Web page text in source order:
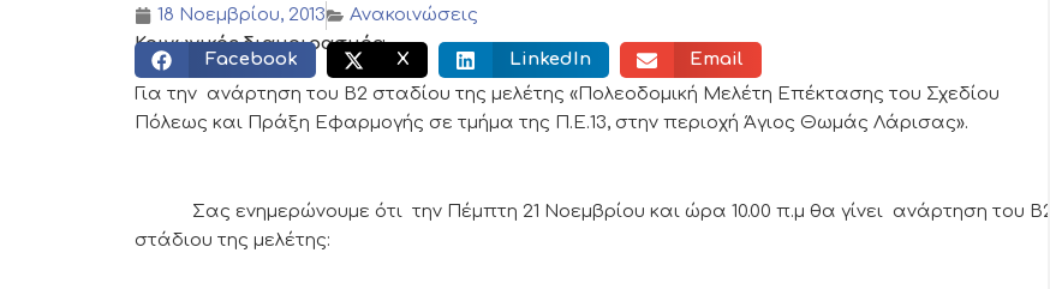
18 Νοεμβρίου, 2013
Ανακοινώσεις
Κοινωνικός διαμοιρασμός:
Facebook X LinkedIn
Email
Για την ανάρτηση του Β2 σταδίου της μελέτης «Πολεοδομική Μελέτη Επέκτασης του Σχεδίου
Πόλεως και Πράξη Εφαρμογής σε τμήμα της Π.Ε.13, στην περιοχή Άγιος Θωμάς Λάρισας».
Σας ενημερώνουμε ότι την Πέμπτη 21 Νοεμβρίου και ώρα 10.00 π.μ θα γίνει ανάρτηση του Β2
στάδιου της μελέτης: